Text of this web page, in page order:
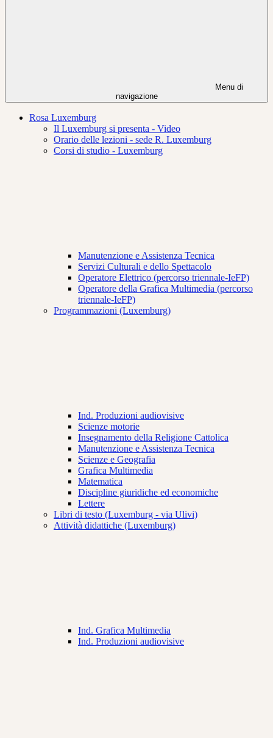
Menu di
navigazione
Rosa Luxemburg
Il Luxemburg si presenta - Video
Orario delle lezioni - sede R. Luxemburg
Corsi di studio - Luxemburg
Manutenzione e Assistenza Tecnica
Servizi Culturali e dello Spettacolo
Operatore Elettrico (percorso triennale-IeFP)
Operatore della Grafica Multimedia (percorso
triennale-IeFP)
Programmazioni (Luxemburg)
Ind. Produzioni audiovisive
Scienze motorie
Insegnamento della Religione Cattolica
Manutenzione e Assistenza Tecnica
Scienze e Geografia
Grafica Multimedia
Matematica
Discipline giuridiche ed economiche
Lettere
Libri di testo (Luxemburg - via Ulivi)
Attività didattiche (Luxemburg)
Ind. Grafica Multimedia
Ind. Produzioni audiovisive